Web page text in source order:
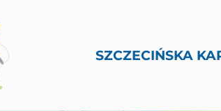
SZCZECIŃSKA